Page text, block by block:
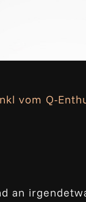
vom Q-
an